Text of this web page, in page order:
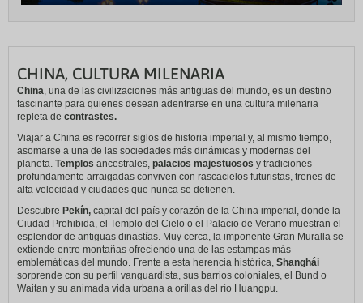
CHINA, CULTURA MILENARIA
China, una de las civilizaciones más antiguas del mundo, es un destino
fascinante para quienes desean adentrarse en una cultura milenaria
repleta de contrastes.
Viajar a China es recorrer siglos de historia imperial y, al mismo tiempo,
asomarse a una de las sociedades más dinámicas y modernas del
planeta. Templos ancestrales, palacios majestuosos y tradiciones
profundamente arraigadas conviven con rascacielos futuristas, trenes de
alta velocidad y ciudades que nunca se detienen.
Descubre Pekín, capital del país y corazón de la China imperial, donde la
Ciudad Prohibida, el Templo del Cielo o el Palacio de Verano muestran el
esplendor de antiguas dinastías. Muy cerca, la imponente Gran Muralla se
extiende entre montañas ofreciendo una de las estampas más
emblemáticas del mundo. Frente a esta herencia histórica, Shanghái
sorprende con su perfil vanguardista, sus barrios coloniales, el Bund o
Waitan y su animada vida urbana a orillas del río Huangpu.